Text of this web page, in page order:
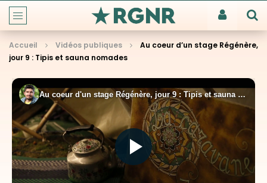
Accueil Vidéos publiques
Au coeur d’un stage Régénère,
jour 9 : Tipis et sauna nomades